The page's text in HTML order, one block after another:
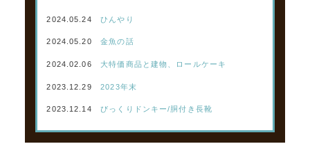
2024.05.24 ひんやり
2024.05.20 金魚の話
2024.02.06 大特価商品と建物、ロールケーキ
2023.12.29 2023年末
2023.12.14 びっくりドンキー/胴付き長靴